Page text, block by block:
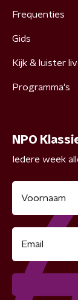
Frequenties
Gids
Kijk & luister
Programma's
NPO
Iedere week